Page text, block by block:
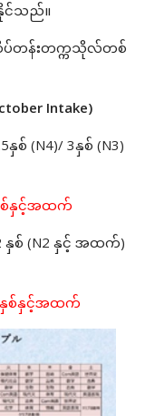
င်သည်။
ထိပ်တန်းတက္ကသိုလ်တစ်
Intake)
နှစ် (N4)/ 3နှစ် (N3)
စ်နှင့်အထက်
နှစ် (N2 နှင့် အထက်)
နှစ်နှင့်အထက်